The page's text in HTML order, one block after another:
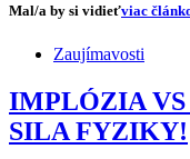
Mal/a by si vidieťviac
Zaujímavosti
IMPLÓZIA
SILA FYZIKY!